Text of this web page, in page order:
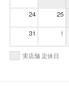
24 25
31 1
実店舗 定休日